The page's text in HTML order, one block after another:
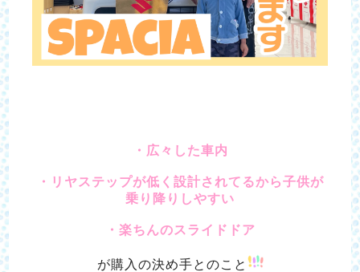
・広々した車内
・リヤステップが低く設計されてるから子供が
乗り降りしやすい
・楽ちんのスライドドア
が購入の決め手とのこと